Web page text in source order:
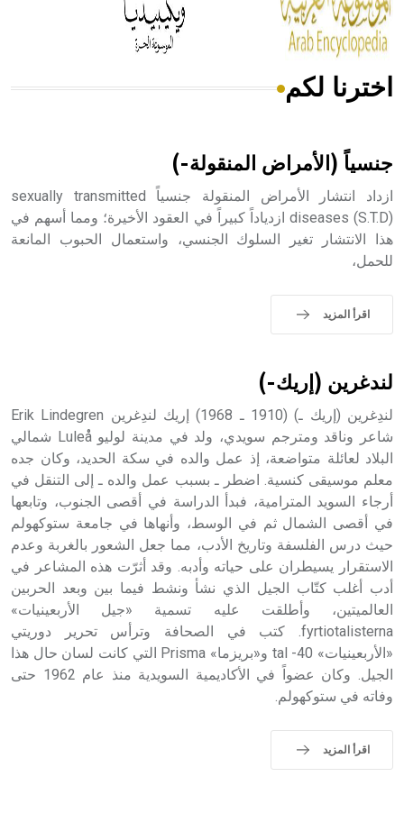
أجود أنواعه، ويمتاز بكبر الحجم ويسمى الش
هل تعلم أن الأبسيد كلمة فرنسية اللفظ تم اعتمادها مصطلحاً
- هل تعلم أن أبجر Abgar اسم معروف جيداً يعود إلى عدد من
الملوك الذين حكموا مدينة إديسا (الرها) من أبجر الأول وحتى
sign تكتب منفصلة غير متصلة، وتعتمد المبدأ الأكوروفوني،
حيث تقتصر القيمة الصوتية للعلامة الك
اخترنا لكم
جنسياً (الأمراض المنقولة-)
ازداد انتشار الأمراض المنقولة جنسياً sexually transmitted
diseases (S.T.D) ازدياداً كبيراً في العقود الأخيرة؛ ومما أسهم في
هذا الانتشار تغير السلوك الجنسي، واستعمال الحبوب المانعة
للحمل،
اقرأ المزيد
لندغرين (إريك-)
لندِغرين (إريك ـ) (1910 ـ 1968) إريك لندِغرين Erik Lindegren
شاعر وناقد ومترجم سويدي، ولد في مدينة لوليو Luleå شمالي
البلاد لعائلة متواضعة، إذ عمل والده في سكة الحديد، وكان جده
معلم موسيقى كنسية. اضطر ـ بسبب عمل والده ـ إلى التنقل في
أرجاء السويد المترامية، فبدأ الدراسة في أقصى الجنوب، وتابعها
في أقصى الشمال ثم في الوسط، وأنهاها في جامعة ستوكهولم
حيث درس الفلسفة وتاريخ الأدب، مما جعل الشعور بالغربة وعدم
الاستقرار يسيطران على حياته وأدبه. وقد أثرّت هذه المشاعر في
أدب أغلب كتّاب الجيل الذي نشأ ونشط فيما بين وبعد الحربين
العالميتين، وأطلقت عليه تسمية «جيل الأربعينيات»
fyrtiotalisterna. كتب في الصحافة وترأس تحرير دوريتي
«الأربعينيات» 40- tal و«بريزما» Prisma التي كانت لسان حال هذا
الجيل. وكان عضواً في الأكاديمية السويدية منذ عام 1962 حتى
وفاته في ستوكهولم.
اقرأ المزيد